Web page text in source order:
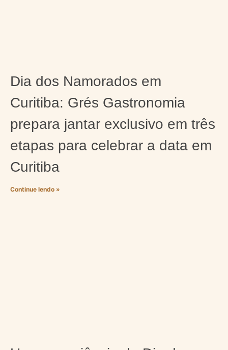
Dia dos Namorados em
Curitiba: Grés Gastronomia
prepara jantar exclusivo em três
etapas para celebrar a data em
Curitiba
Continue lendo »